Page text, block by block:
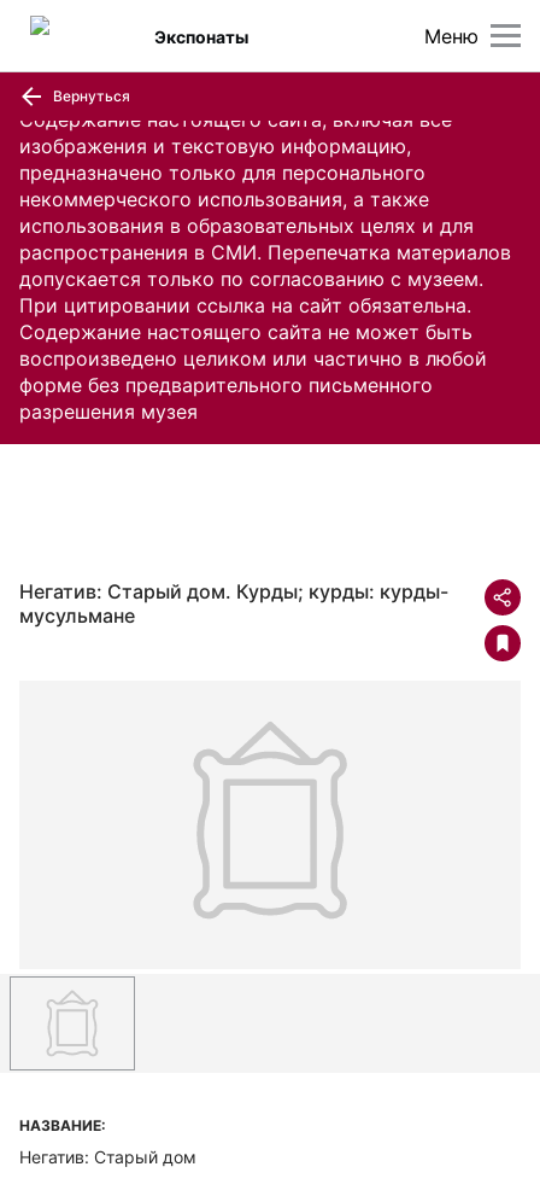
Содержание настоящего сайта, включая все
изображения и текстовую информацию,
предназначено только для персонального
некоммерческого использования, а также
использования в образовательных целях и для
распространения в СМИ. Перепечатка материалов
допускается только по согласованию с музеем.
При цитировании ссылка на сайт обязательна.
Содержание настоящего сайта не может быть
воспроизведено целиком или частично в любой
форме без предварительного письменного
разрешения музея
Меню
Экспонаты
Вернуться
Негатив: Старый дом. Курды; курды: курды-
мусульмане
НАЗВАНИЕ:
Негатив: Старый дом